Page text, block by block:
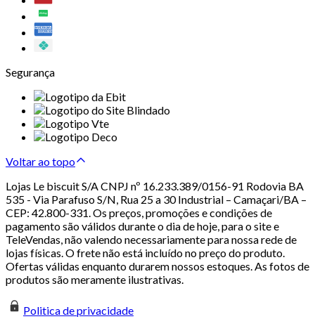
Segurança
Voltar ao topo
Lojas Le biscuit S/A CNPJ nº 16.233.389/0156-91 Rodovia BA
535 - Via Parafuso S/N, Rua 25 a 30 Industrial – Camaçari/BA –
CEP: 42.800-331. Os preços, promoções e condições de
pagamento são válidos durante o dia de hoje, para o site e
TeleVendas, não valendo necessariamente para nossa rede de
lojas físicas. O frete não está incluído no preço do produto.
Ofertas válidas enquanto durarem nossos estoques. As fotos de
produtos são meramente ilustrativas.
Politica de privacidade